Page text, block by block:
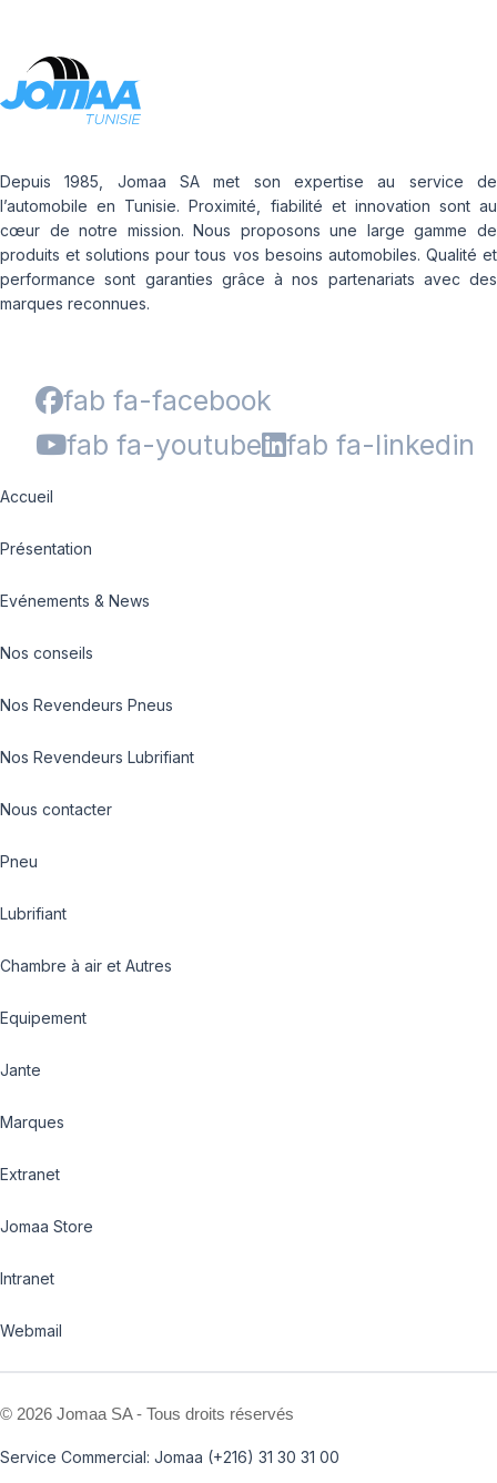
Depuis 1985, Jomaa SA met son expertise au service de
l’automobile en Tunisie. Proximité, fiabilité et innovation sont au
cœur de notre mission. Nous proposons une large gamme de
produits et solutions pour tous vos besoins automobiles. Qualité et
performance sont garanties grâce à nos partenariats avec des
marques reconnues.
fab fa-facebook
fab fa-youtube
fab fa-linkedin
Accueil
Présentation
Evénements & News
Nos conseils
Nos Revendeurs Pneus
Nos Revendeurs Lubrifiant
Nous contacter
Pneu
Lubrifiant
Chambre à air et Autres
Equipement
Jante
Marques
Extranet
Jomaa Store
Intranet
Webmail
© 2026 Jomaa SA - Tous droits réservés
Service Commercial: Jomaa (+216) 31 30 31 00